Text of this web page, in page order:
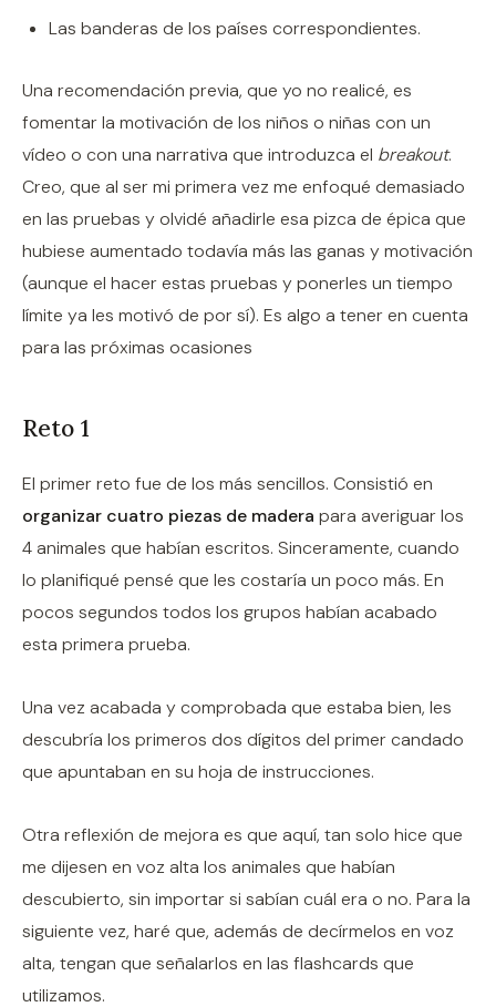
Las banderas de los países correspondientes.
Una recomendación previa, que yo no realicé, es
fomentar la motivación de los niños o niñas con un
vídeo o con una narrativa que introduzca el breakout.
Creo, que al ser mi primera vez me enfoqué demasiado
en las pruebas y olvidé añadirle esa pizca de épica que
hubiese aumentado todavía más las ganas y motivación
(aunque el hacer estas pruebas y ponerles un tiempo
límite ya les motivó de por sí). Es algo a tener en cuenta
para las próximas ocasiones
Reto 1
El primer reto fue de los más sencillos. Consistió en
organizar cuatro piezas de madera para averiguar los
4 animales que habían escritos. Sinceramente, cuando
lo planifiqué pensé que les costaría un poco más. En
pocos segundos todos los grupos habían acabado
esta primera prueba.
Una vez acabada y comprobada que estaba bien, les
descubría los primeros dos dígitos del primer candado
que apuntaban en su hoja de instrucciones.
Otra reflexión de mejora es que aquí, tan solo hice que
me dijesen en voz alta los animales que habían
descubierto, sin importar si sabían cuál era o no. Para la
siguiente vez, haré que, además de decírmelos en voz
alta, tengan que señalarlos en las flashcards que
utilizamos.